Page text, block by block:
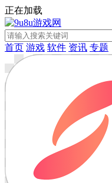
正在加载
首页 游戏 软件 资讯 专题